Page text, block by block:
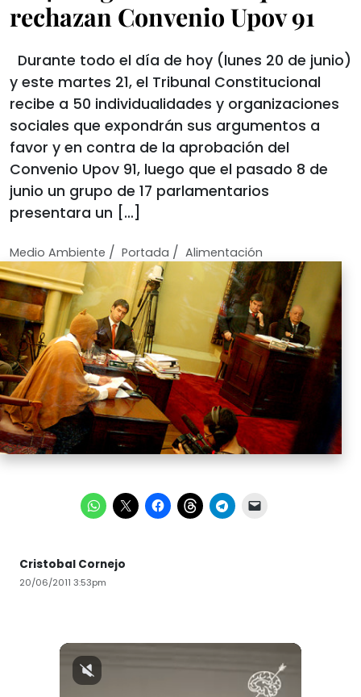
rechazan Convenio Upov 91
Durante todo el día de hoy (lunes 20 de junio)
y este martes 21, el Tribunal Constitucional
recibe a 50 individualidades y organizaciones
sociales que expondrán sus argumentos a
favor y en contra de la aprobación del
Convenio Upov 91, luego que el pasado 8 de
junio un grupo de 17 parlamentarios
presentara un […]
Medio Ambiente / Portada / Alimentación
Cristobal Cornejo
20/06/2011 3:53pm